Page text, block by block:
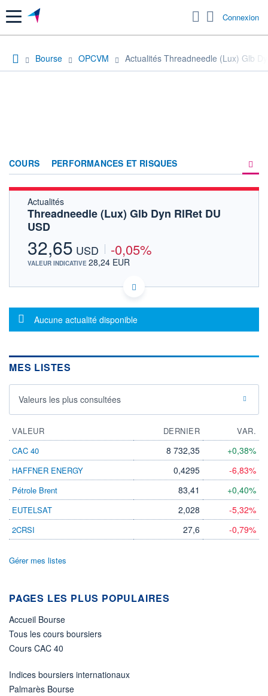
Menu Connexion
Bourse OPCVM Actualités Threadneedle (Lux) Glb
COURS PERFORMANCES ET RISQUES
FORUM
Actualités
Threadneedle (Lux) Glb Dyn RlRet DU
USD
32,65 USD -0,05%
VALEUR INDICATIVE 28,24 EUR
LU0096359046 - Threadneedle Management
OPCVM DERNIER COURS CONNU AU 06/08/2026
Consulter le prospectus / DIC
CATÉGORIE MORNINGSTAR
Allocation USD Modérée
FONDS PARTENAIRES
TARIFS PRIVILÉGIÉS
ÉLIGIBILITÉ
PEA PEA-PME BOURSOVIE LUX
BOURSOVIE
Non éligible Boursobank
ACTIF NET (EUR)
NOTATION MORNINGSTAR ⁽¹⁾
RISQUE DU FONDS (SRI)
3/7
Message d'information
Aucune actualité disponible
MES LISTES
Valeurs les plus consultées
VALEUR DERNIER
VAR.
CAC 40
8 732,35 +0,38%
HAFFNER ENERGY 0,4295 -6,83%
Pétrole Brent 83,41 +0,40%
EUTELSAT 2,028 -5,32%
2CRSI 27,6 -0,79%
Gérer mes listes
PAGES LES PLUS POPULAIRES
Accueil Bourse
Tous les cours boursiers
Cours CAC 40
Indices boursiers internationaux
Palmarès Bourse